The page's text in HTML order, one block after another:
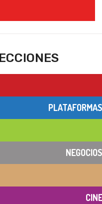
PLATAFORMAS
NEGOCIOS
CINE